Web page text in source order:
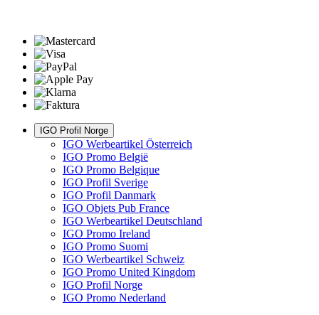
IGO Profil Norge
IGO Werbeartikel Österreich
IGO Promo België
IGO Promo Belgique
IGO Profil Sverige
IGO Profil Danmark
IGO Objets Pub France
IGO Werbeartikel Deutschland
IGO Promo Ireland
IGO Promo Suomi
IGO Werbeartikel Schweiz
IGO Promo United Kingdom
IGO Profil Norge
IGO Promo Nederland